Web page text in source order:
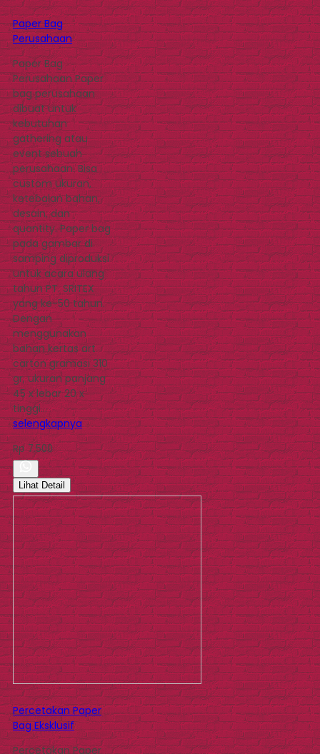
Paper Bag
Perusahaan
Paper Bag
Perusahaan Paper
bag perusahaan
dibuat untuk
kebutuhan
gathering atau
event sebuah
perusahaan. Bisa
custom ukuran,
ketebalan bahan,
desain, dan
quantity. Paper bag
pada gambar di
samping diproduksi
untuk acara ulang
tahun PT. SRITEX
yang ke-50 tahun.
Dengan
menggunakan
bahan kertas art
carton gramasi 310
gr, ukuran panjang
45 x lebar 20 x
tinggi…
selengkapnya
Rp 7.500
Lihat Detail
Percetakan Paper
Bag Eksklusif
Percetakan Paper